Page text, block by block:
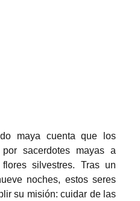
maya cuenta que los
sacerdotes mayas a
silvestres. Tras un
noches, estos seres
su misión: cuidar de las